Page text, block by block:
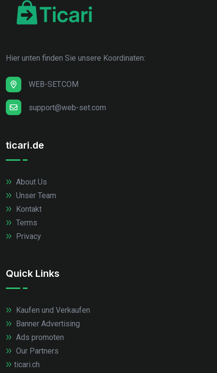
Hier unten finden Sie unsere Koordinaten:
WEB-SET.COM
support@web-set.com
ticari.de
About Us
Unser Team
Kontakt
Terms
Privacy
Quick Links
Kaufen und Verkaufen
Banner Advertising
Ads promoten
Our Partners
ticari.ch